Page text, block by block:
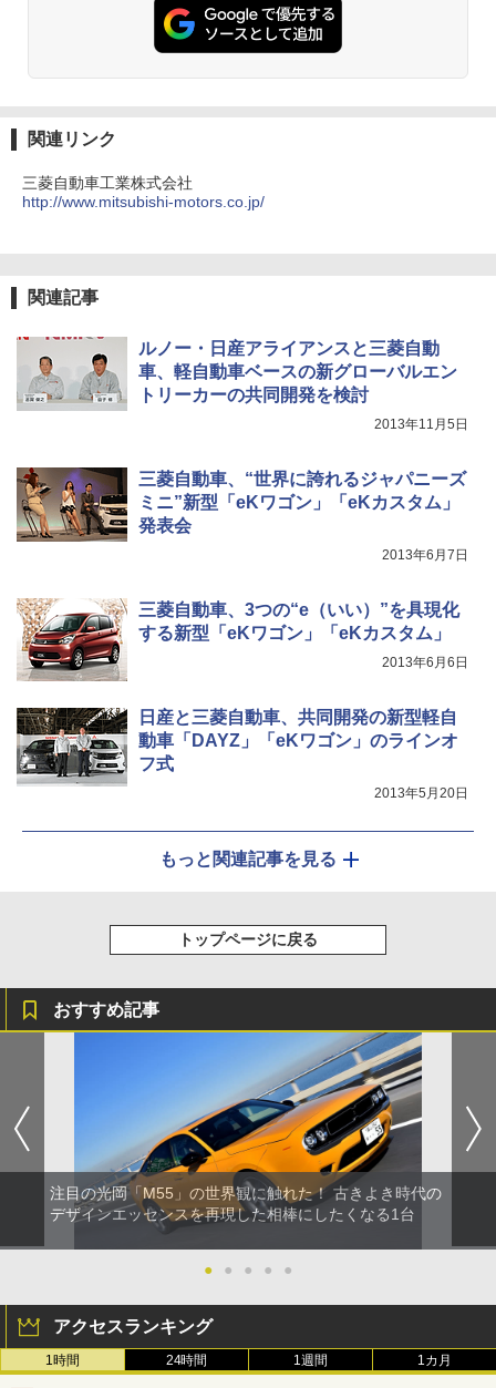
関連リンク
三菱自動車工業株式会社
http://www.mitsubishi-motors.co.jp/
関連記事
ルノー・日産アライアンスと三菱自動
車、軽自動車ベースの新グローバルエン
トリーカーの共同開発を検討
2013年11月5日
三菱自動車、“世界に誇れるジャパニーズ
ミニ”新型「eKワゴン」「eKカスタム」
発表会
2013年6月7日
三菱自動車、3つの“e（いい）”を具現化
する新型「eKワゴン」「eKカスタム」
2013年6月6日
日産と三菱自動車、共同開発の新型軽自
動車「DAYZ」「eKワゴン」のラインオ
フ式
2013年5月20日
もっと関連記事を見る
トップページに戻る
おすすめ記事
注目の光岡「M55」の世界観に触れた！ 古きよき時代の
デザインエッセンスを再現した相棒にしたくなる1台
● ● ● ● ●
アクセスランキング
1時間 24時間 1週間 1カ月